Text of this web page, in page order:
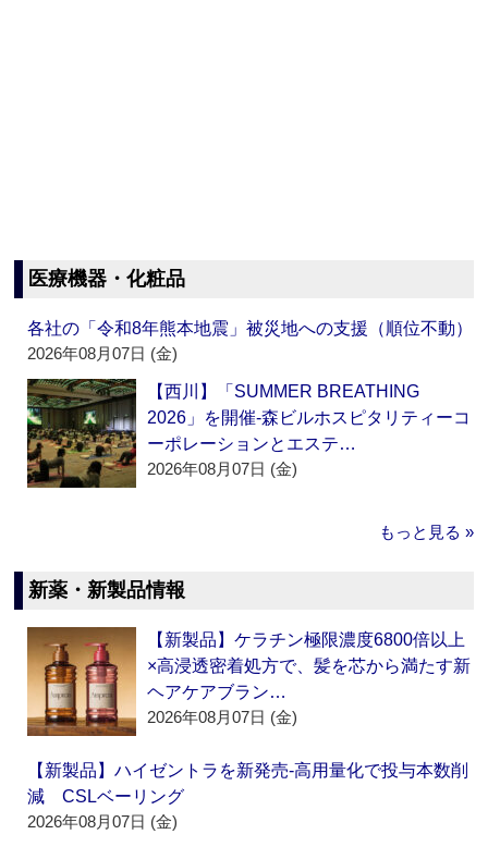
医療機器・化粧品
各社の「令和8年熊本地震」被災地への支援（順位不動）
2026年08月07日 (金)
【西川】「SUMMER BREATHING
2026」を開催‐森ビルホスピタリティーコ
ーポレーションとエステ…
2026年08月07日 (金)
もっと見る »
新薬・新製品情報
【新製品】ケラチン極限濃度6800倍以上
×高浸透密着処方で、髪を芯から満たす新
ヘアケアブラン…
2026年08月07日 (金)
【新製品】ハイゼントラを新発売‐高用量化で投与本数削
減 CSLベーリング
2026年08月07日 (金)